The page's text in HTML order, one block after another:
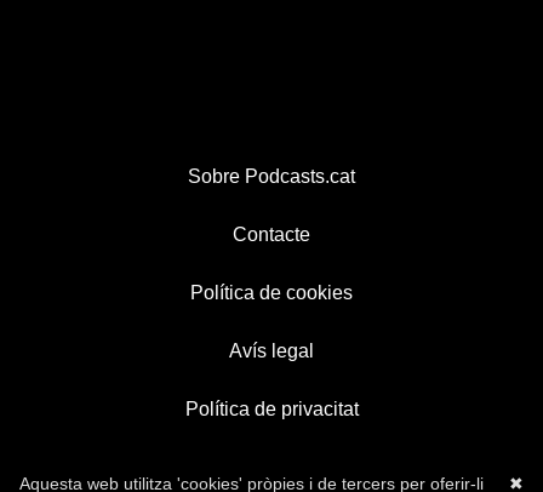
Sobre Podcasts.cat
Contacte
Política de cookies
Avís legal
Política de privacitat
✖
Aquesta web utilitza 'cookies' pròpies i de tercers per oferir-li